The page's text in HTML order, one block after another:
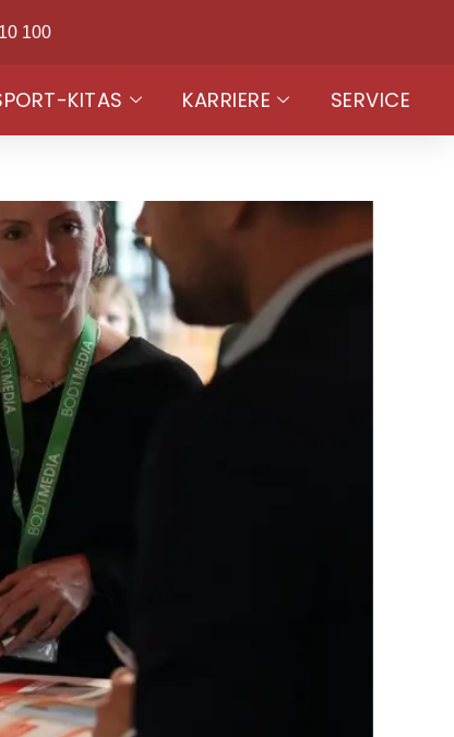
100
KITAS KARRIERE SERVICE